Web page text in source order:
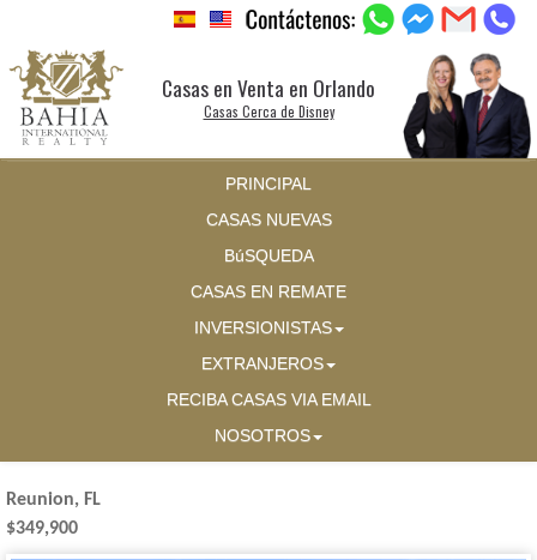
Casas en Venta en Orlando
Casas Cerca de Disney
PRINCIPAL
CASAS NUEVAS
BúSQUEDA
CASAS EN REMATE
INVERSIONISTAS
EXTRANJEROS
RECIBA CASAS VIA EMAIL
NOSOTROS
Reunion, FL
$349,900